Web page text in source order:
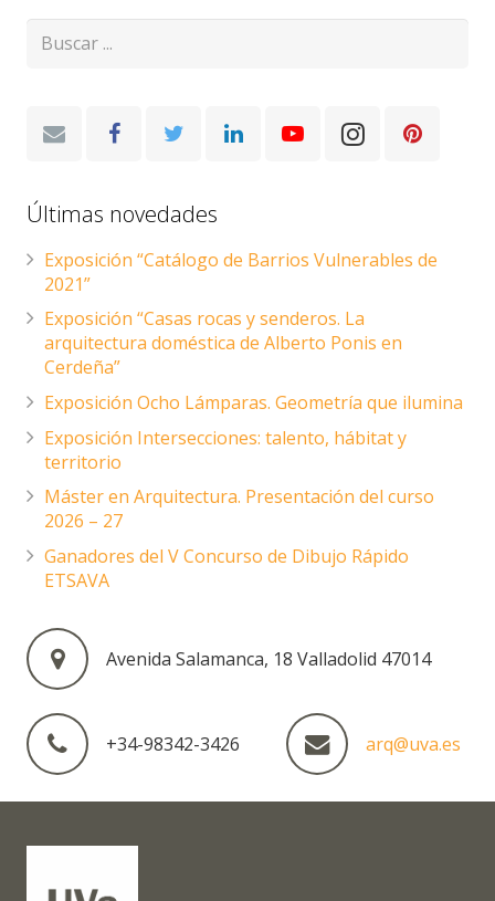
Últimas novedades
Exposición “Catálogo de Barrios Vulnerables de
2021”
Exposición “Casas rocas y senderos. La
arquitectura doméstica de Alberto Ponis en
Cerdeña”
Exposición Ocho Lámparas. Geometría que ilumina
Exposición Intersecciones: talento, hábitat y
territorio
Máster en Arquitectura. Presentación del curso
2026 – 27
Ganadores del V Concurso de Dibujo Rápido
ETSAVA
Avenida Salamanca, 18 Valladolid 47014
+34-98342-3426 arq@uva.es